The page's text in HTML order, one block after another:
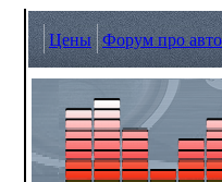
Цены Форум про